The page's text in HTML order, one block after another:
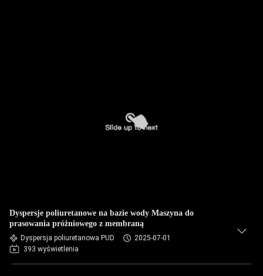
Dyspersje poliuretanowe na bazie wody Maszyna do
prasowania próżniowego z membraną
Dyspersja poliuretanowa PUD
2025-07-01
393 wyświetlenia